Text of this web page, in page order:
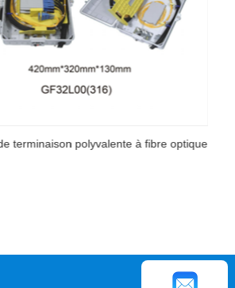
Boîte de terminaison polyvalente à fibre optique 1